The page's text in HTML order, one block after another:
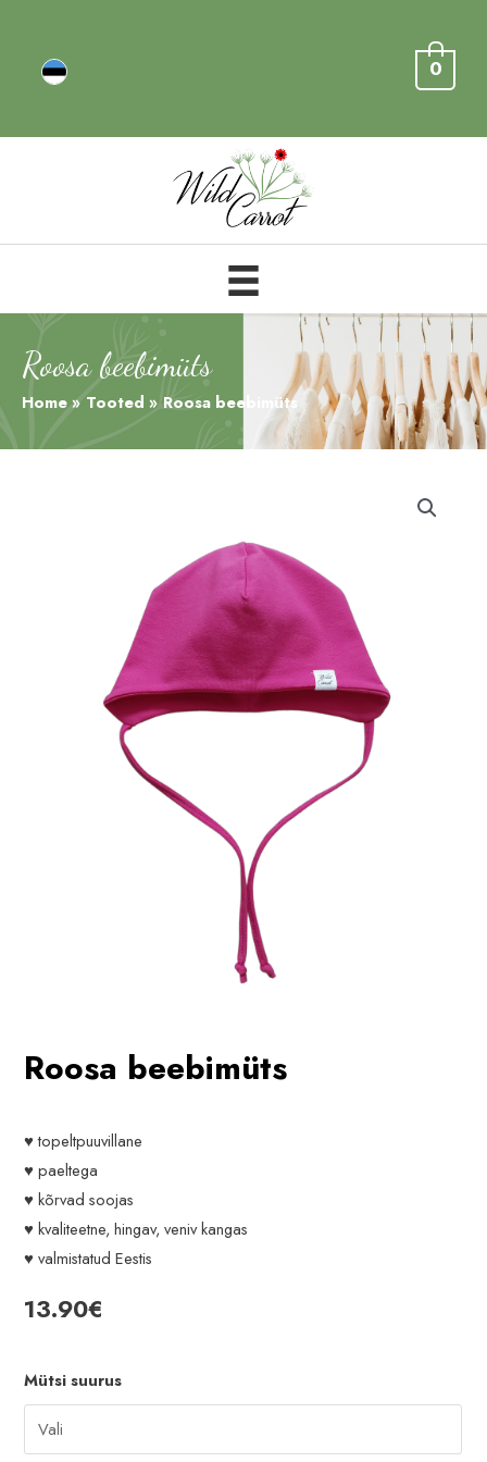
0
Roosa beebimüts
Home Tooted Roosa beebimüts
Roosa beebimüts
♥ topeltpuuvillane
♥ paeltega
♥ kõrvad soojas
♥ kvaliteetne, hingav, veniv kangas
♥ valmistatud Eestis
13.90€
Mütsi suurus